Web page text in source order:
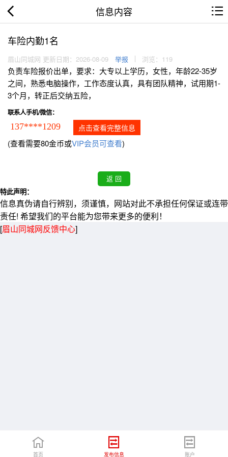
信息内容
车险内勤1名
眉山同城网 更新日期：2026-08-09 举报 浏览：119
负责车险报价出单，要求：大专以上学历，女性，年龄22-35岁
之间，熟悉电脑操作，工作态度认真，具有团队精神，试用期1-
3个月，转正后交纳五险，
联系人手机/微信：
137****1209 点击查看完整信息
(查看需要80金币或VIP会员可查看)
特此声明：
信息真伪请自行辨别，须谨慎，网站对此不承担任何保证或连带
责任! 希望我们的平台能为您带来更多的便利！
[眉山同城网反馈中心]
首页 发布信息 账户